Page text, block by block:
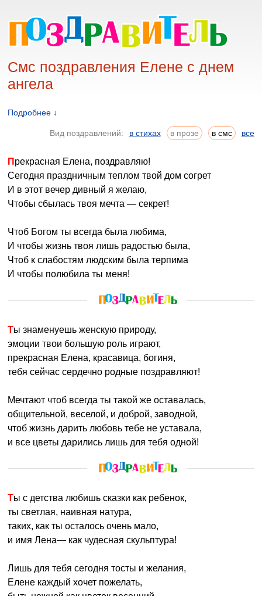
Смс поздравления Елене с днем
ангела
Подробнее ↓
Вид поздравлений: в стихах в прозе в смс все
Прекрасная Елена, поздравляю!
Сегодня праздничным теплом твой дом согрет
И в этот вечер дивный я желаю,
Чтобы сбылась твоя мечта — секрет!
Чтоб Богом ты всегда была любима,
И чтобы жизнь твоя лишь радостью была,
Чтоб к слабостям людским была терпима
И чтобы полюбила ты меня!
Ты знаменуешь женскую природу,
эмоции твои большую роль играют,
прекрасная Елена, красавица, богиня,
тебя сейчас сердечно родные поздравляют!
Мечтают чтоб всегда ты такой же оставалась,
общительной, веселой, и доброй, заводной,
чтоб жизнь дарить любовь тебе не уставала,
и все цветы дарились лишь для тебя одной!
Ты с детства любишь сказки как ребенок,
ты светлая, наивная натура,
таких, как ты осталось очень мало,
и имя Лена— как чудесная скульптура!
Лишь для тебя сегодня тосты и желания,
Елене каждый хочет пожелать,